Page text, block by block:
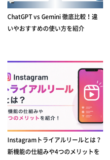
ChatGPT vs Gemini 徹底比較！違
いやおすすめの使い方を紹介
Instagramトライアルリールとは？
新機能の仕組みや4つのメリットを